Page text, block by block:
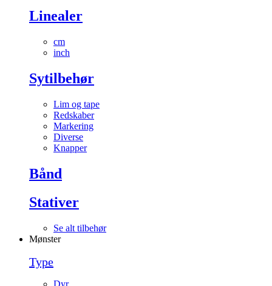
Linealer
cm
inch
Sytilbehør
Lim og tape
Redskaber
Markering
Diverse
Knapper
Bånd
Stativer
Se alt tilbehør
Mønster
Type
Dyr